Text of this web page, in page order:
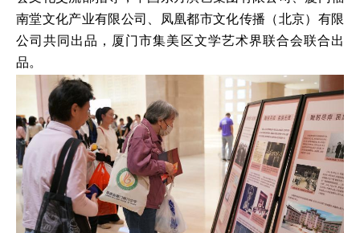
南堂文化产业有限公司、凤凰都市文化传播（北京）有限
公司共同出品，厦门市集美区文学艺术界联合会联合出
品。